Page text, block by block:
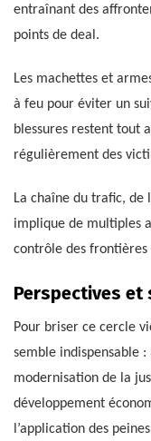
entraînant des
points de deal.
Les machettes et
à feu pour éviter un
blessures restent tout
régulièrement des
La chaîne du trafic, de
implique de multiples
contrôle des
Perspectives
Pour briser ce cercle
semble indispensable
modernisation de la
développement
l’application des